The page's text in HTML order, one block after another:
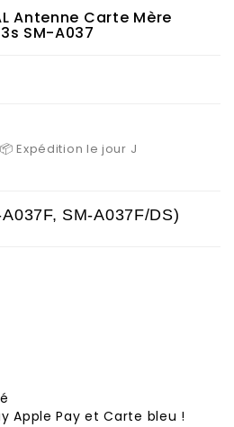
Antenne Carte Mère
SM-A037
Expédition le jour J
SM-A037F/DS)
Apple Pay et Carte bleu !